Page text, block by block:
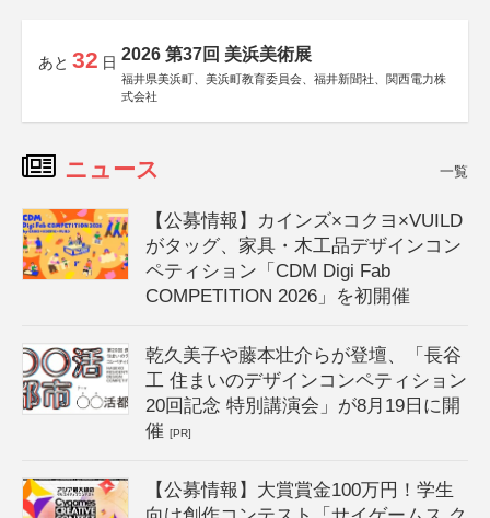
あと 32 日 2026 第37回 美浜美術展
福井県美浜町、美浜町教育委員会、福井新聞社、関西電力株
式会社
ニュース 一覧
【公募情報】カインズ×コクヨ×VUILD
がタッグ、家具・木工品デザインコン
ペティション「CDM Digi Fab
COMPETITION 2026」を初開催
乾久美子や藤本壮介らが登壇、「長谷
工 住まいのデザインコンペティション
20回記念 特別講演会」が8月19日に開
催[PR]
【公募情報】大賞賞金100万円！学生